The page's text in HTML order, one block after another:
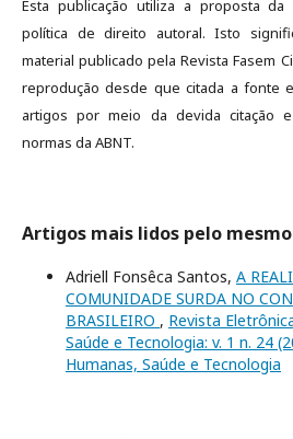
Esta publicação utiliza a proposta da
política de direito autoral. Isto
material publicado pela Revista Fasem
reprodução desde que citada a fonte
artigos por meio da devida citação
normas da ABNT.
Artigos mais lidos pelo
Adriell Fonsêca Santos, A
COMUNIDADE SURDA NO
BRASILEIRO , Revista
Saúde e Tecnologia: v. 1 n. 24
Humanas, Saúde e Tecnologia